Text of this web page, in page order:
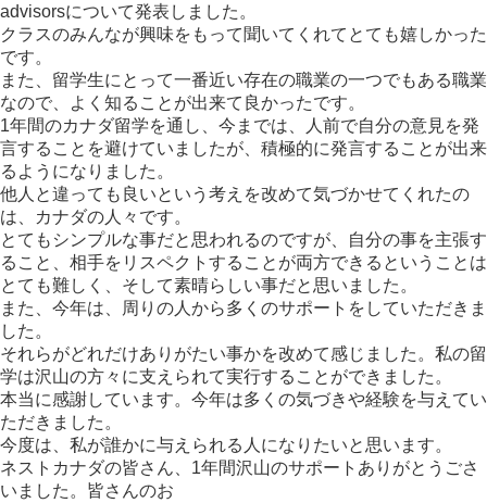
advisorsについて発表しました。
クラスのみんなが興味をもって聞いてくれてとても嬉しかった
です。
また、留学生にとって一番近い存在の職業の一つでもある職業
なので、よく知ることが出来て良かったです。
1年間のカナダ留学を通し、今までは、人前で自分の意見を発
言することを避けていましたが、積極的に発言することが出来
るようになりました。
他人と違っても良いという考えを改めて気づかせてくれたの
は、カナダの人々です。
とてもシンプルな事だと思われるのですが、自分の事を主張す
ること、相手をリスペクトすることが両方できるということは
とても難しく、そして素晴らしい事だと思いました。
また、今年は、周りの人から多くのサポートをしていただきま
した。
それらがどれだけありがたい事かを改めて感じました。私の留
学は沢山の方々に支えられて実行することができました。
本当に感謝しています。今年は多くの気づきや経験を与えてい
ただきました。
今度は、私が誰かに与えられる人になりたいと思います。
ネストカナダの皆さん、1年間沢山のサポートありがとうごさ
いました。皆さんのお